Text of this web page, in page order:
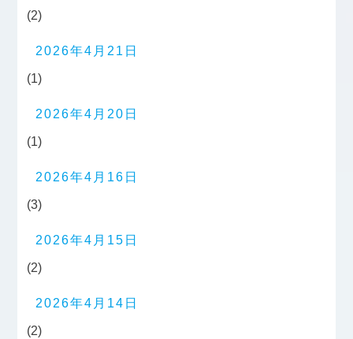
(2)
2026年4月21日
(1)
2026年4月20日
(1)
2026年4月16日
(3)
2026年4月15日
(2)
2026年4月14日
(2)